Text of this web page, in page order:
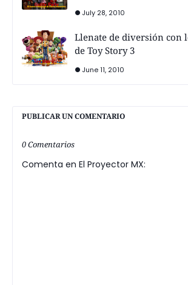
July 28, 2010
Llenate de diversión con
de Toy Story 3
June 11, 2010
PUBLICAR UN COMENTARIO
0 Comentarios
Comenta en El Proyector MX: